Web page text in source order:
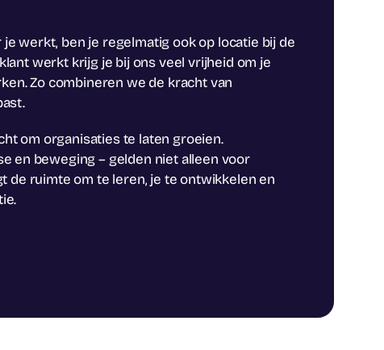
werkt, ben je regelmatig ook op locatie bij de
werkt krijg je bij ons veel vrijheid om je
Zo combineren we de kracht van
om organisaties te laten groeien.
en beweging – gelden niet alleen voor
de ruimte om te leren, je te ontwikkelen en